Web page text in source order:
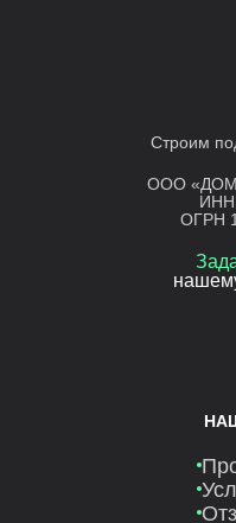
Строим
ООО
ИНН
ОГРН